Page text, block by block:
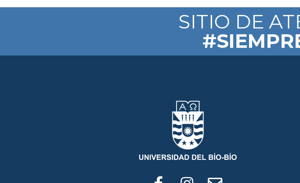
SITIO DE